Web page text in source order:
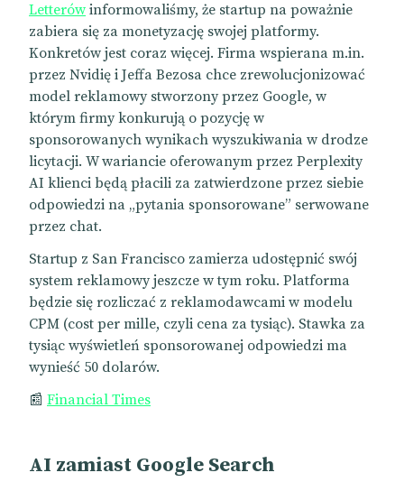
Letterów informowaliśmy, że startup na poważnie
zabiera się za monetyzację swojej platformy.
Konkretów jest coraz więcej. Firma wspierana m.in.
przez Nvidię i Jeffa Bezosa chce zrewolucjonizować
model reklamowy stworzony przez Google, w
którym firmy konkurują o pozycję w
sponsorowanych wynikach wyszukiwania w drodze
licytacji. W wariancie oferowanym przez Perplexity
AI klienci będą płacili za zatwierdzone przez siebie
odpowiedzi na „pytania sponsorowane” serwowane
przez chat.
Startup z San Francisco zamierza udostępnić swój
system reklamowy jeszcze w tym roku. Platforma
będzie się rozliczać z reklamodawcami w modelu
CPM (cost per mille, czyli cena za tysiąc). Stawka za
tysiąc wyświetleń sponsorowanej odpowiedzi ma
wynieść 50 dolarów.
📰 Financial Times
AI zamiast Google Search